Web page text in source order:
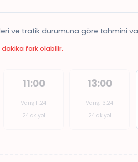
ve trafik durumuna göre tahmini
fark olabilir.
11:00
Varış: 11:24
24 dk yol
13:00
Varış: 13:24
24 dk yol